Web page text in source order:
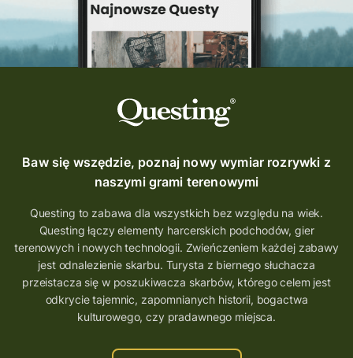
wycieczki
turystyka przygodowa
Szlak Przygody
szkolenie
szkło
scieżka questingowa
questy w Polsce
questujznami
QUESTOMANIA
questing.pl
Quest Koziołek Matołek
gra miejska
co zobaczyć na Śląsku
aplikacja questy
aplikacja gry terenowe
wielkopolskie questy
wakacje z questami
trenerzy questingu
szkolenie tworzenie questów
szkolenie questing
Stefan Żeromski
Baw się wszędzie, poznaj nowy wymiar rozrywki z
naszymi grami terenowymi
Questing to zabawa dla wszystkich bez względu na wiek.
Questing łączy elementy harcerskich podchodów, gier
terenowych i nowych technologii. Zwieńczeniem każdej zabawy
jest odnalezienie skarbu. Turysta z biernego słuchacza
przeistacza się w poszukiwacza skarbów, którego celem jest
odkrycie tajemnic, zapomnianych historii, bogactwa
kulturowego, czy pradawnego miejsca.